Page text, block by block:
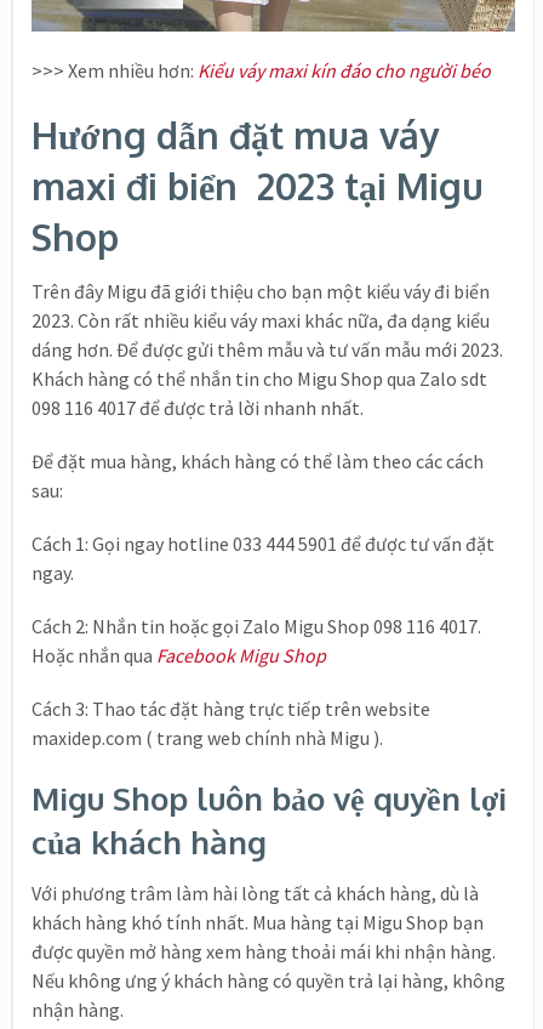
>>> Xem nhiều hơn: Kiểu váy maxi kín đáo cho người béo
Hướng dẫn đặt mua váy
maxi đi biển 2023 tại Migu
Shop
Trên đây Migu đã giới thiệu cho bạn một kiểu váy đi biển
2023. Còn rất nhiều kiểu váy maxi khác nữa, đa dạng kiểu
dáng hơn. Để được gửi thêm mẫu và tư vấn mẫu mới 2023.
Khách hàng có thể nhắn tin cho Migu Shop qua Zalo sdt
098 116 4017 để được trả lời nhanh nhất.
Để đặt mua hàng, khách hàng có thể làm theo các cách
sau:
Cách 1: Gọi ngay hotline 033 444 5901 để được tư vấn đặt
ngay.
Cách 2: Nhắn tin hoặc gọi Zalo Migu Shop 098 116 4017.
Hoặc nhắn qua Facebook Migu Shop
Cách 3: Thao tác đặt hàng trực tiếp trên website
maxidep.com ( trang web chính nhà Migu ).
Migu Shop luôn bảo vệ quyền lợi
của khách hàng
Với phương trâm làm hài lòng tất cả khách hàng, dù là
khách hàng khó tính nhất. Mua hàng tại Migu Shop bạn
được quyền mở hàng xem hàng thoải mái khi nhận hàng.
Nếu không ưng ý khách hàng có quyền trả lại hàng, không
nhận hàng.